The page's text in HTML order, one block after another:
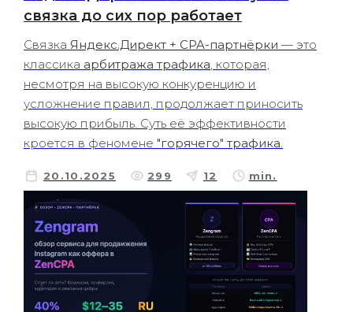
связка до сих пор работает
Связка Яндекс.Директ + CPA-партнёрки — это
классика арбитража трафика, которая,
несмотря на высокую конкуренцию и
усложнение правил, продолжает приносить
высокую прибыль. Суть её эффективности
кроется в феномене "горячего" трафика.
20.10.2025 299 12 min.